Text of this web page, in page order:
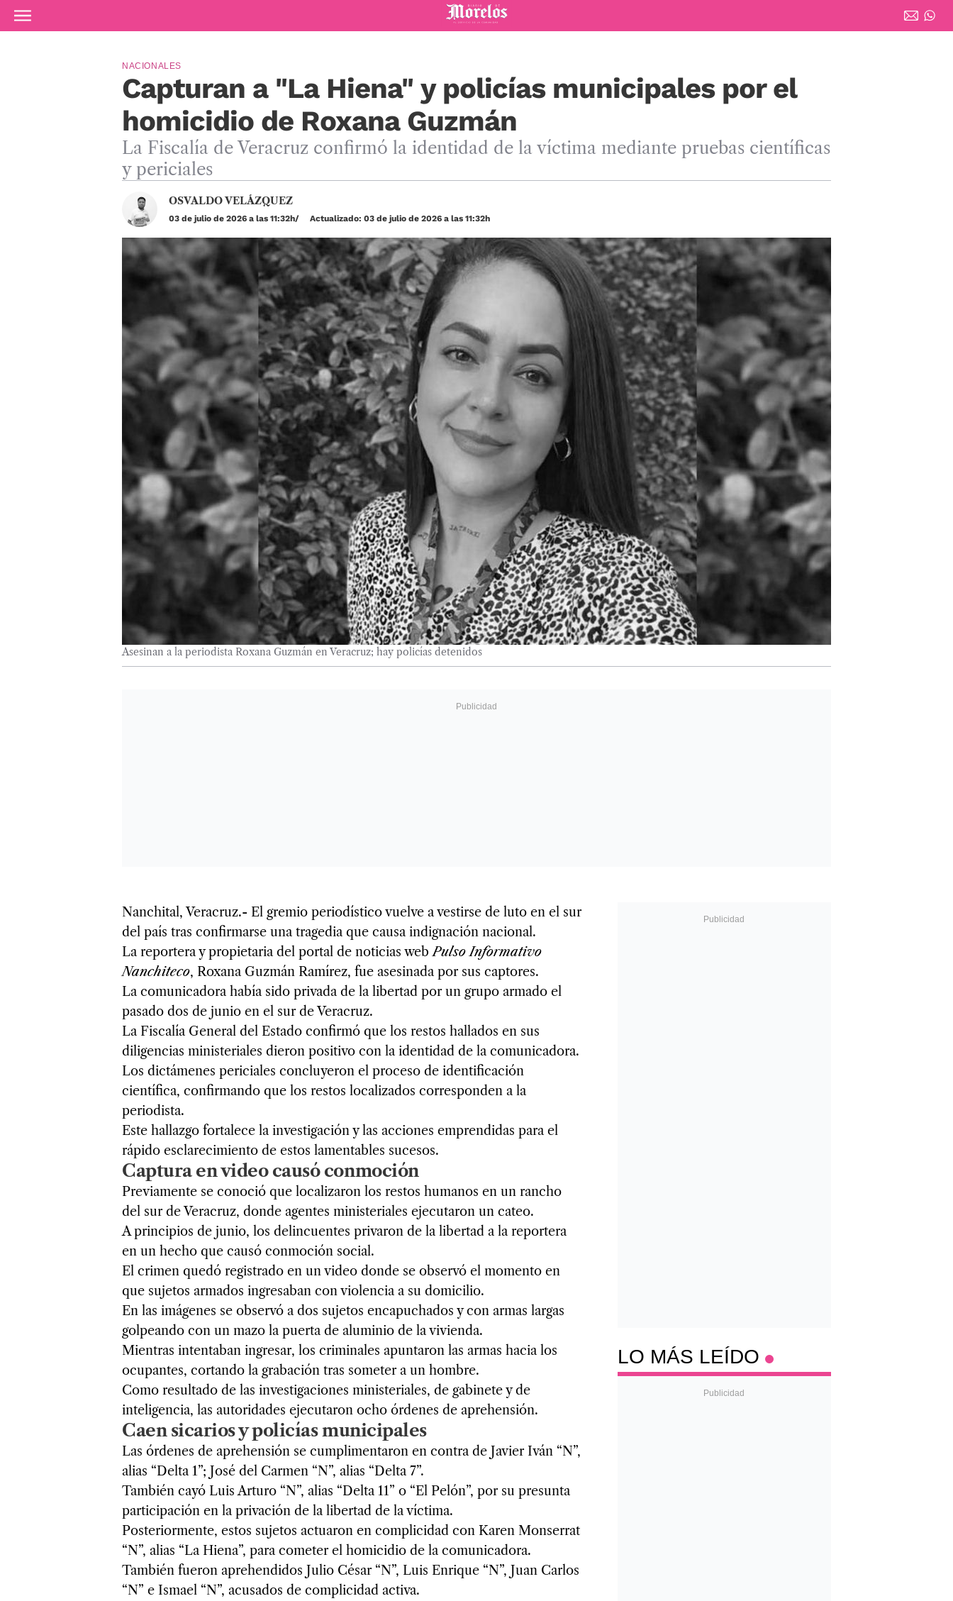
Ir al contenido principal
Diario de Morelos
Capturan a "La Hiena" y policías municipales por el
homicidio de Roxana Guzmán
NACIONALES
La Fiscalía de Veracruz confirmó la identidad de la víctima mediante pruebas científicas
y periciales
OSVALDO VELÁZQUEZ
03 de julio de 2026 a las 11:32h Actualizado: 03 de julio de 2026 a las 11:32h
Asesinan a la periodista Roxana Guzmán en Veracruz; hay policías detenidos
Nanchital, Veracruz.- El gremio periodístico vuelve a vestirse de luto en el sur
del país tras confirmarse una tragedia que causa indignación nacional.
La reportera y propietaria del portal de noticias webPulso Informativo
Nanchiteco, Roxana Guzmán Ramírez, fue asesinada por sus captores.
La comunicadora había sido privada de la libertad por un grupo armado el
pasado dos de junio en el sur de Veracruz.
La Fiscalía General del Estado confirmó que los restos hallados en sus
diligencias ministeriales dieron positivo con la identidad de la comunicadora.
Los dictámenes periciales concluyeron el proceso de identificación
científica, confirmando que los restos localizados corresponden a la
periodista.
Este hallazgo fortalece la investigación y las acciones emprendidas para el
rápido esclarecimiento de estos lamentables sucesos.
Captura en video causó conmoción
Previamente se conoció que localizaron los restos humanos en un rancho
del sur de Veracruz, donde agentes ministeriales ejecutaron un cateo.
A principios de junio, los delincuentes privaron de la libertad a la reportera
en un hecho que causó conmoción social.
El crimen quedó registrado en un video donde se observó el momento en
que sujetos armados ingresaban con violencia a su domicilio.
En las imágenes se observó a dos sujetos encapuchados y con armas largas
golpeando con un mazo la puerta de aluminio de la vivienda.
Mientras intentaban ingresar, los criminales apuntaron las armas hacia los
ocupantes, cortando la grabación tras someter a un hombre.
Como resultado de las investigaciones ministeriales, de gabinete y de
inteligencia, las autoridades ejecutaron ocho órdenes de aprehensión.
Caen sicarios y policías municipales
Las órdenes de aprehensión se cumplimentaron en contra de Javier Iván “N”,
alias “Delta 1”; José del Carmen “N”, alias “Delta 7”.
También cayó Luis Arturo “N”, alias “Delta 11” o “El Pelón”, por su presunta
participación en la privación de la libertad de la víctima.
Posteriormente, estos sujetos actuaron en complicidad con Karen Monserrat
“N”, alias “La Hiena”, para cometer el homicidio de la comunicadora.
También fueron aprehendidos Julio César “N”, Luis Enrique “N”, Juan Carlos
“N” e Ismael “N”, acusados de complicidad activa.
LO MÁS LEÍDO